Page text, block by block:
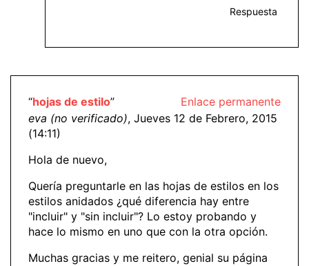
Respuesta
Enlace permanente
“hojas de estilo”
eva (no verificado), Jueves 12 de Febrero, 2015
(14:11)
Hola de nuevo,
Quería preguntarle en las hojas de estilos en los
estilos anidados ¿qué diferencia hay entre
"incluir" y "sin incluir"? Lo estoy probando y
hace lo mismo en uno que con la otra opción.
Muchas gracias y me reitero, genial su página